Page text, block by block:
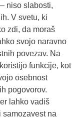
niso slabosti,
V svetu, ki
zdi, da moraš
svojo naravno
povezav. Na
funkcije, kot
osebnost
pogovorov.
lahko vadiš
samozavest na